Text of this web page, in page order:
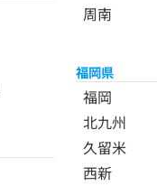
周南
福岡県
福岡
北九州
久留米
西新